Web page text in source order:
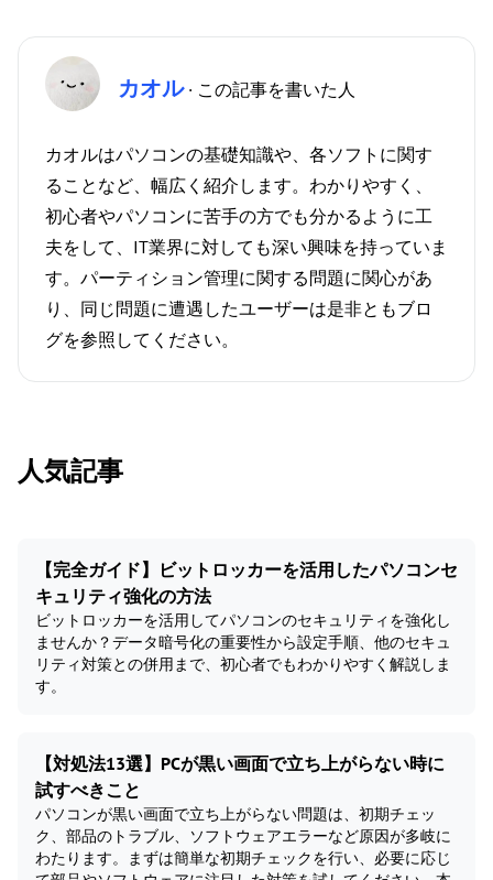
カオル· この記事を書いた人
カオルはパソコンの基礎知識や、各ソフトに関す
ることなど、幅広く紹介します。わかりやすく、
初心者やパソコンに苦手の方でも分かるように工
夫をして、IT業界に対しても深い興味を持っていま
す。パーティション管理に関する問題に関心があ
り、同じ問題に遭遇したユーザーは是非ともブロ
グを参照してください。
人気記事
【完全ガイド】ビットロッカーを活用したパソコンセ
キュリティ強化の方法
ビットロッカーを活用してパソコンのセキュリティを強化し
ませんか？データ暗号化の重要性から設定手順、他のセキュ
リティ対策との併用まで、初心者でもわかりやすく解説しま
す。
【対処法13選】PCが黒い画面で立ち上がらない時に
試すべきこと
パソコンが黒い画面で立ち上がらない問題は、初期チェッ
ク、部品のトラブル、ソフトウェアエラーなど原因が多岐に
わたります。まずは簡単な初期チェックを行い、必要に応じ